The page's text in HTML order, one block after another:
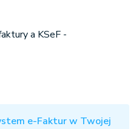
a KSeF -
e-Faktur w Twojej